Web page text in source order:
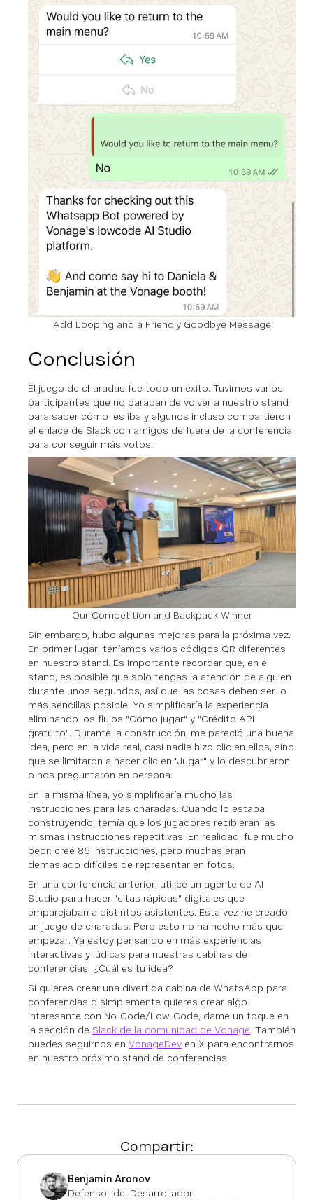
Add Looping and a Friendly Goodbye Message
Conclusión
El juego de charadas fue todo un éxito. Tuvimos varios
participantes que no paraban de volver a nuestro stand
para saber cómo les iba y algunos incluso compartieron
el enlace de Slack con amigos de fuera de la conferencia
para conseguir más votos.
Our Competition and Backpack Winner
Sin embargo, hubo algunas mejoras para la próxima vez.
En primer lugar, teníamos varios códigos QR diferentes
en nuestro stand. Es importante recordar que, en el
stand, es posible que solo tengas la atención de alguien
durante unos segundos, así que las cosas deben ser lo
más sencillas posible. Yo simplificaría la experiencia
eliminando los flujos "Cómo jugar" y "Crédito API
gratuito". Durante la construcción, me pareció una buena
idea, pero en la vida real, casi nadie hizo clic en ellos, sino
que se limitaron a hacer clic en "Jugar" y lo descubrieron
o nos preguntaron en persona.
En la misma línea, yo simplificaría mucho las
instrucciones para las charadas. Cuando lo estaba
construyendo, temía que los jugadores recibieran las
mismas instrucciones repetitivas. En realidad, fue mucho
peor: creé 85 instrucciones, pero muchas eran
demasiado difíciles de representar en fotos.
En una conferencia anterior, utilicé un agente de AI
Studio para hacer "citas rápidas" digitales que
emparejaban a distintos asistentes. Esta vez he creado
un juego de charadas. Pero esto no ha hecho más que
empezar. Ya estoy pensando en más experiencias
interactivas y lúdicas para nuestras cabinas de
conferencias. ¿Cuál es tu idea?
Si quieres crear una divertida cabina de WhatsApp para
conferencias o simplemente quieres crear algo
interesante con No-Code/Low-Code, dame un toque en
la sección de Slack de la comunidad de Vonage. También
puedes seguirnos en VonageDev en X para encontrarnos
en nuestro próximo stand de conferencias.
Compartir:
Benjamin Aronov
Defensor del Desarrollador